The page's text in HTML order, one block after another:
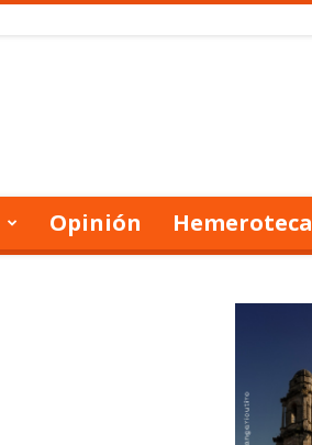
Opinión Hemeroteca